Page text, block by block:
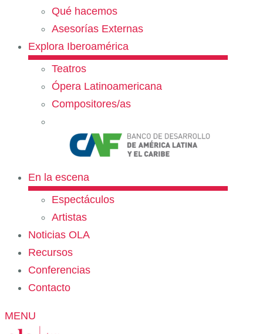
Qué hacemos
Asesorías Externas
Explora Iberoamérica
Teatros
Ópera Latinoamericana
Compositores/as
En la escena
Espectáculos
Artistas
Noticias OLA
Recursos
Conferencias
Contacto
MENU